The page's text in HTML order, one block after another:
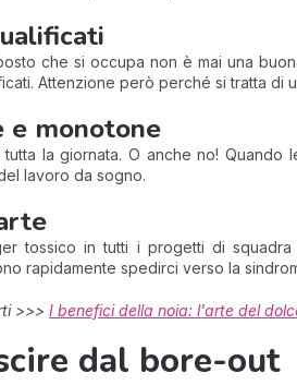
che si occupa non è mai una
Attenzione però perché si tratta di
monotone
la giornata. O anche no!
lavoro da sogno.
tossico in tutti i progetti di
rapidamente spedirci verso la
>>> I benefici della noia: l'arte del
dal bore-out